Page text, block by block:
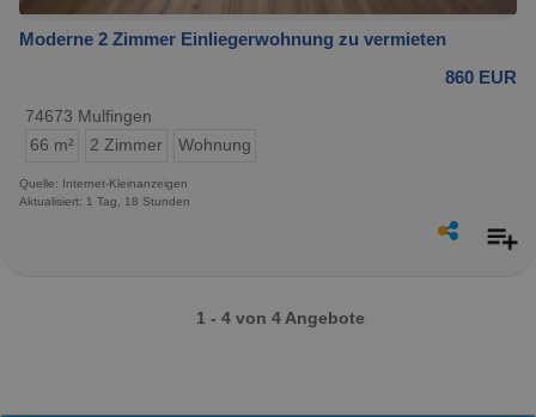
Moderne 2 Zimmer Einliegerwohnung zu vermieten
860 EUR
74673 Mulfingen
66 m²
2 Zimmer Wohnung
Quelle: Internet-Kleinanzeigen
Aktualisiert: 1 Tag, 18 Stunden
1 - 4 von 4 Angebote